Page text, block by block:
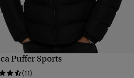
VISUALIZZAZIONE RAPIDA
Puffer Sports
(11)